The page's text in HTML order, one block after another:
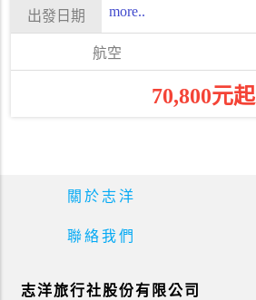
more..
70,800元起
關於志洋
聯絡我們
志洋旅行社股份有限公司